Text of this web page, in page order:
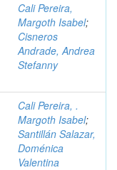
Cali Pereira,
Margoth Isabel;
Cisneros
Andrade, Andrea
Stefanny
Cali Pereira, .
Margoth Isabel;
Santillán Salazar,
Doménica
Valentina